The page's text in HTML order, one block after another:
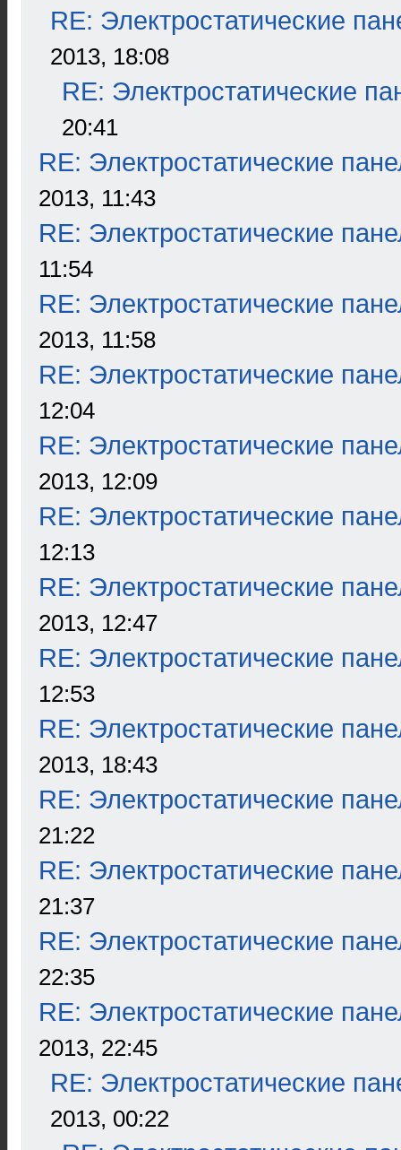
RE: Электростатические
2013, 18:08
RE: Электростатические
20:41
RE: Электростатические
2013, 11:43
RE: Электростатические
11:54
RE: Электростатические
2013, 11:58
RE: Электростатические
12:04
RE: Электростатические
2013, 12:09
RE: Электростатические
12:13
RE: Электростатические
2013, 12:47
RE: Электростатические
12:53
RE: Электростатические
2013, 18:43
RE: Электростатические
21:22
RE: Электростатические
21:37
RE: Электростатические
22:35
RE: Электростатические
2013, 22:45
RE: Электростатические
2013, 00:22